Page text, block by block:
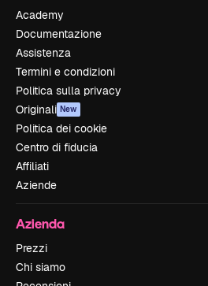
Academy
Documentazione
Assistenza
Termini e condizioni
Politica sulla privacy
Originali New
Politica dei cookie
Centro di fiducia
Affiliati
Aziende
Azienda
Prezzi
Chi siamo